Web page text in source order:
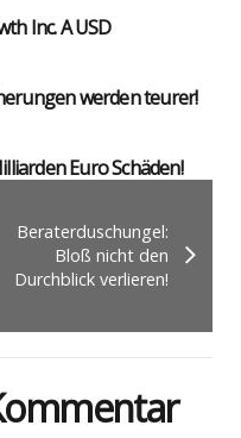
Inc. A USD
wer­den teu­rer!
Euro Schä­den!
Berat­er­du­schun­gel:
Bloß nicht den
Durch­blick ver­lie­ren!